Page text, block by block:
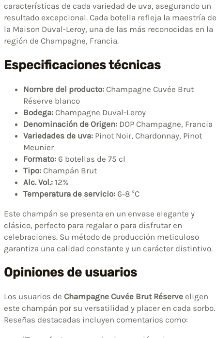
características de cada variedad de uva, asegurando un
resultado excepcional. Cada botella refleja la maestría de
la Maison Duval-Leroy, una de las más reconocidas en la
región de Champagne, Francia.
Especificaciones técnicas
Nombre del producto: Champagne Cuvée Brut
Réserve blanco
Bodega: Champagne Duval-Leroy
Denominación de Origen: DOP Champagne, Francia
Variedades de uva: Pinot Noir, Chardonnay, Pinot
Meunier
Formato: 6 botellas de 75 cl
Tipo: Champán Brut
Alc. Vol.: 12%
Temperatura de servicio: 6-8 °C
Este champán se presenta en un envase elegante y
clásico, perfecto para regalar o para disfrutar en
celebraciones. Su método de producción meticuloso
garantiza una calidad constante y un carácter distintivo.
Opiniones de usuarios
Los usuarios de Champagne Cuvée Brut Réserve eligen
este champán por su versatilidad y placer en cada sorbo.
Reseñas destacadas incluyen comentarios como: